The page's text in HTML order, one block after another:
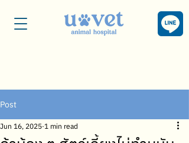
Post
Jun 16, 2025 1 min read